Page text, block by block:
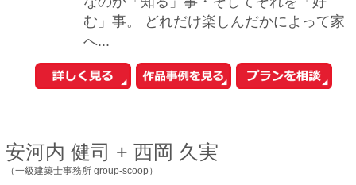
福岡県福岡市中央区御所ヶ谷3-13-
52
ウチとソトとの関係性を大切に、敷地の
ています。 青い空、鮮やかな緑、柔らか
な光、爽やかな風に満ち、素材感あふれ
片岡英和